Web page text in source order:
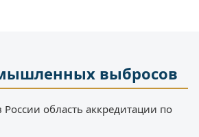
выбросов
область аккредитации по